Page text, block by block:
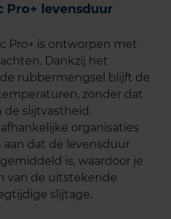
Pro+ levensduur
Pro+ is ontworpen met
Dankzij het
rubbermengsel blijft de
zonder dat
slijtvastheid.
organisaties
aan dat de levensduur
is, waardoor je
van de uitstekende
slijtage.